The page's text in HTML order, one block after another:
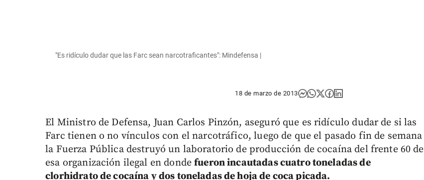
"Es ridículo dudar que las Farc sean narcotraficantes": Mindefensa |
18 de marzo de 2013
El Ministro de Defensa, Juan Carlos Pinzón, aseguró que es ridículo dudar de si las
Farc tienen o no vínculos con el narcotráfico, luego de que el pasado fin de semana
la Fuerza Pública destruyó un laboratorio de producción de cocaína del frente 60 de
esa organización ilegal en dondefueron incautadas cuatro toneladas de
clorhidrato de cocaína y dos toneladas de hoja de coca picada.